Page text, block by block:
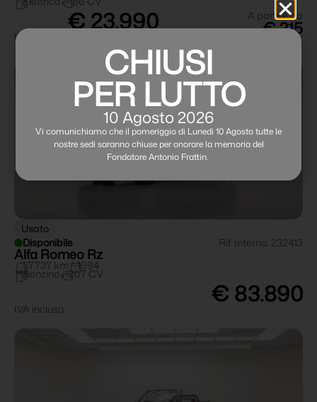
€ 23.990
IVA inclusa
A partire da
€ 215
al mese
Usato
Disponibile
Rif. Interno: 232413
Alfa Romeo Rz
57.737 km 1994
Benzina 207 CV
€ 83.890
IVA inclusa
CHIUSI
PER LUTTO
10 Agosto 2026
Vi comunichiamo che il pomeriggio di Lunedì 10 Agosto tutte le
nostre sedi saranno chiuse per onorare la memoria del
Fondatore Antonio Frattin.